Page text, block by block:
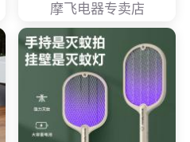
摩飞电器专卖店